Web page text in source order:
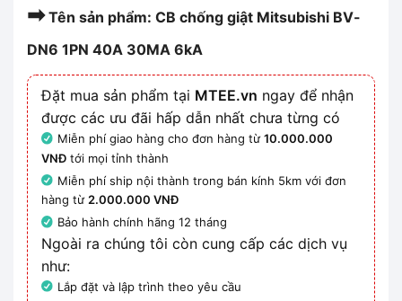
➡Tên sản phẩm: CB chống giật Mitsubishi BV-
DN6 1PN 40A 30MA 6kA
Đặt mua sản phẩm tại MTEE.vn ngay để nhận
được các ưu đãi hấp dẫn nhất chưa từng có
Miễn phí giao hàng cho đơn hàng từ10.000.000
VNĐ tới mọi tỉnh thành
Miễn phí ship nội thành trong bán kính 5km với đơn
hàng từ 2.000.000 VNĐ
Bảo hành chính hãng 12 tháng
Ngoài ra chúng tôi còn cung cấp các dịch vụ
như:
Lắp đặt và lập trình theo yêu cầu